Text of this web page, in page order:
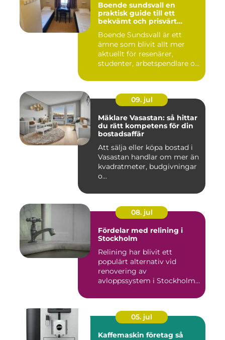
Boende sundsvall en
praktisk guide till ett
bekvämt och prisvärt
Boende Sundsvall är ett
ämne som blivit allt mer
aktuellt för resenärer,
studenter, arbetspendlare o...
09. jul
Mäklare Vasastan: så hittar
du rätt kompetens för din
bostadsaffär
Att sälja eller köpa bostad i
Vasastan handlar om mer än
kvadratmeter, budgivningar
o...
08. jul
Fördelar med relining i
Stockholm
Relining har blivit ett
populärt alternativ vid
renovering av
avloppssystem i Stockholm.
05. jul
Kaffemaskin företag så